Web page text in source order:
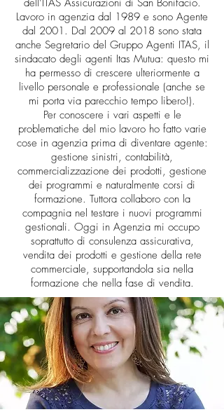
Lavoro in agenzia dal 1989 e sono Agente
dal 2001. Dal 2009 al 2018 sono stata
anche Segretario del Gruppo Agenti ITAS, il
sindacato degli agenti Itas Mutua: questo mi
ha permesso di crescere ulteriormente a
livello personale e professionale (anche se
mi porta via parecchio tempo libero!).
Per conoscere i vari aspetti e le
problematiche del mio lavoro ho fatto varie
cose in agenzia prima di diventare agente:
gestione sinistri, contabilità,
commercializzazione dei prodotti, gestione
dei programmi e naturalmente corsi di
formazione. Tuttora collaboro con la
compagnia nel testare i nuovi programmi
gestionali. Oggi in Agenzia mi occupo
soprattutto di consulenza assicurativa,
vendita dei prodotti e gestione della rete
commerciale, supportandola sia nella
formazione che nella fase di vendita.